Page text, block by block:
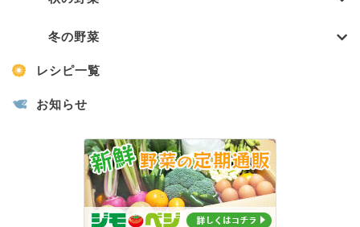
冬の野菜
レシピ一覧
お知らせ